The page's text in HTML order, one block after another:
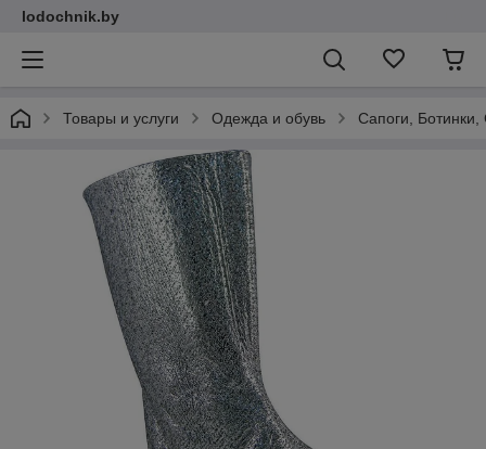
lodochnik.by
Товары и услуги Одежда и обувь Сапоги,